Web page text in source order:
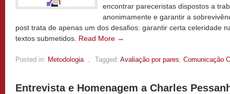
encontrar pareceristas dispostos a
anonimamente e garantir a
post trata de apenas um dos desafios: garantir certa celeridade
textos submetidos. Read More →
Posted in: Metodologia , Tagged: Avaliação por pares, Comunicação
Entrevista e Homenagem a Charles